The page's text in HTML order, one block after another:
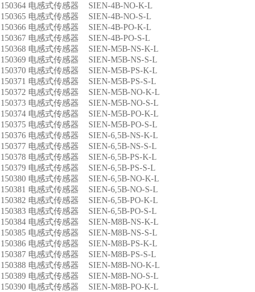
150364 电感式传感器 SIEN-4B-NO-K-L
150365 电感式传感器 SIEN-4B-NO-S-L
150366 电感式传感器 SIEN-4B-PO-K-L
150367 电感式传感器 SIEN-4B-PO-S-L
150368 电感式传感器 SIEN-M5B-NS-K-L
150369 电感式传感器 SIEN-M5B-NS-S-L
150370 电感式传感器 SIEN-M5B-PS-K-L
150371 电感式传感器 SIEN-M5B-PS-S-L
150372 电感式传感器 SIEN-M5B-NO-K-L
150373 电感式传感器 SIEN-M5B-NO-S-L
150374 电感式传感器 SIEN-M5B-PO-K-L
150375 电感式传感器 SIEN-M5B-PO-S-L
150376 电感式传感器 SIEN-6,5B-NS-K-L
150377 电感式传感器 SIEN-6,5B-NS-S-L
150378 电感式传感器 SIEN-6,5B-PS-K-L
150379 电感式传感器 SIEN-6,5B-PS-S-L
150380 电感式传感器 SIEN-6,5B-NO-K-L
150381 电感式传感器 SIEN-6,5B-NO-S-L
150382 电感式传感器 SIEN-6,5B-PO-K-L
150383 电感式传感器 SIEN-6,5B-PO-S-L
150384 电感式传感器 SIEN-M8B-NS-K-L
150385 电感式传感器 SIEN-M8B-NS-S-L
150386 电感式传感器 SIEN-M8B-PS-K-L
150387 电感式传感器 SIEN-M8B-PS-S-L
150388 电感式传感器 SIEN-M8B-NO-K-L
150389 电感式传感器 SIEN-M8B-NO-S-L
150390 电感式传感器 SIEN-M8B-PO-K-L